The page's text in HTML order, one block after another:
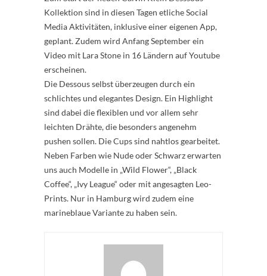
Kollektion sind in diesen Tagen etliche Social
Media Aktivitäten, inklusive einer eigenen App,
geplant. Zudem wird Anfang September ein
Video mit Lara Stone in 16 Ländern auf Youtube
erscheinen.
Die Dessous selbst überzeugen durch ein
schlichtes und elegantes Design. Ein Highlight
sind dabei die flexiblen und vor allem sehr
leichten Drähte, die besonders angenehm
pushen sollen. Die Cups sind nahtlos gearbeitet.
Neben Farben wie Nude oder Schwarz erwarten
uns auch Modelle in „Wild Flower“, „Black
Coffee“, „Ivy League“ oder mit angesagten Leo-
Prints. Nur in Hamburg wird zudem eine
marineblaue Variante zu haben sein.